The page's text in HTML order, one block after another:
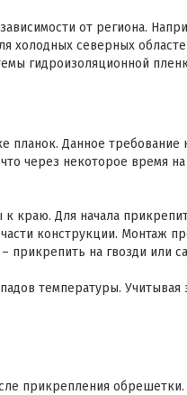
от региона.
холодных северных
гидроизоляционной
планок. Данное
через некоторое время
к краю. Для начала
конструкции. Монтаж
прикрепить на гвозди или
температуры. Учитывая
прикрепления обрешетки.